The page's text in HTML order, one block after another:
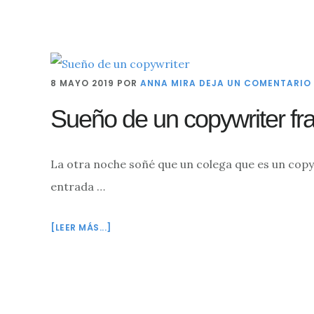
8 MAYO 2019 POR ANNA MIRA DEJA UN COMENTARIO
Sueño de un copywriter
La otra noche soñé que un colega que es un
entrada …
[LEER MÁS...]